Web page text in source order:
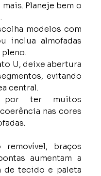
Planeje bem o
modelos com
inclua almofadas
U, deixe abertura
evitando
central.
ter muitos
nas cores
braços
aumentam a
de tecido e paleta